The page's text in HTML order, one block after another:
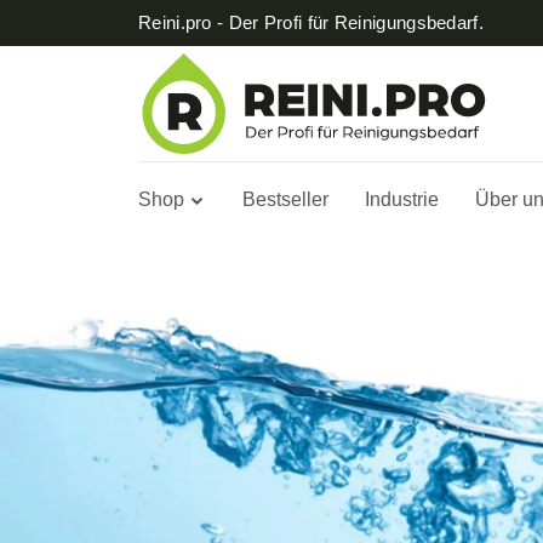
Reini.pro - Der Profi für Reinigungsbedarf.
Shop Bestseller Industrie Über